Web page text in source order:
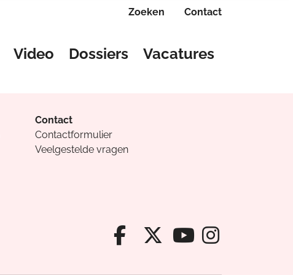
Zoeken Contact
Video Dossiers Vacatures
Contact
Contactformulier
Veelgestelde vragen
Facebook van
X van